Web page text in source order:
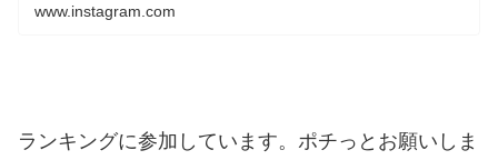
www.instagram.com
ランキングに参加しています。ポチっとお願いしま